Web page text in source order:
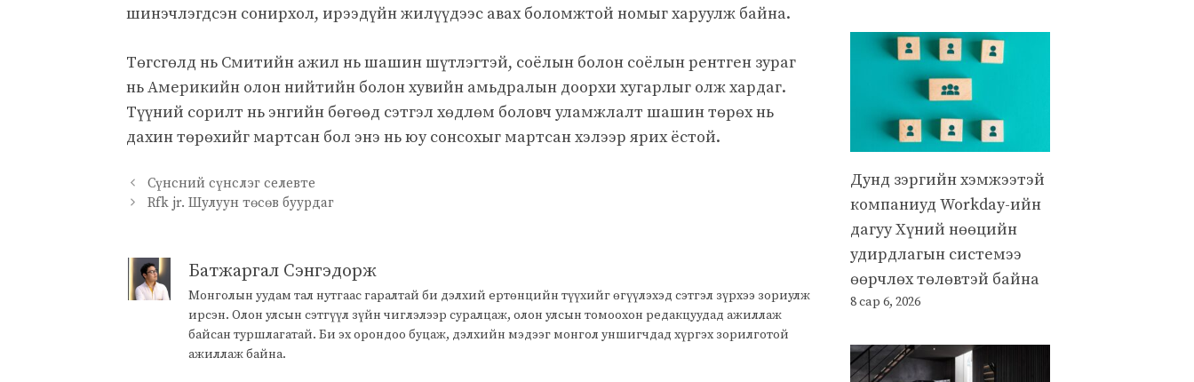
шинэчлэгдсэн сонирхол, ирээдүйн жилүүдээс авах боломжтой номыг харуулж байна.
Төгсгөлд нь Смитийн ажил нь шашин шүтлэгтэй, соёлын болон соёлын рентген зураг
нь Америкийн олон нийтийн болон хувийн амьдралын доорхи хугарлыг олж хардаг.
Түүний сорилт нь энгийн бөгөөд сэтгэл хөдлөм боловч уламжлалт шашин төрөх нь
дахин төрөхийг мартсан бол энэ нь юу сонсохыг мартсан хэлээр ярих ёстой.
Сүнсний сүнслэг селевте
Rfk jr. Шулуун төсөв буурдаг
Батжаргал Сэнгэдорж
Монголын уудам тал нутгаас гаралтай би дэлхий ертөнцийн түүхийг өгүүлэхэд сэтгэл зүрхээ зориулж
ирсэн. Олон улсын сэтгүүл зүйн чиглэлээр суралцаж, олон улсын томоохон редакцуудад ажиллаж
байсан туршлагатай. Би эх орондоо буцаж, дэлхийн мэдээг монгол уншигчдад хүргэх зорилготой
ажиллаж байна.
Дунд зэргийн хэмжээтэй
компаниуд Workday-ийн
дагуу Хүний нөөцийн
удирдлагын системээ
өөрчлөх төлөвтэй байна
8 сар 6, 2026